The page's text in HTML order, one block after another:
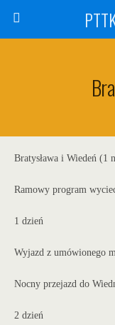
Bratysława i Wiedeń (1
Ramowy program
1 dzień
Wyjazd z umówionego
Nocny przejazd do
2 dzień